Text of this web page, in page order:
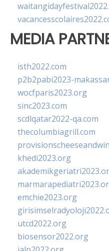
MEDIA
isth2022.com
p2b2pabi2023-
wocfparis2023.org
sinc2023.com
scdlqatar2022-qa.com
thecolumbiagrill.com
khedi2023.org
emchie2023.org
utcd2022.org
biosensor2022.org